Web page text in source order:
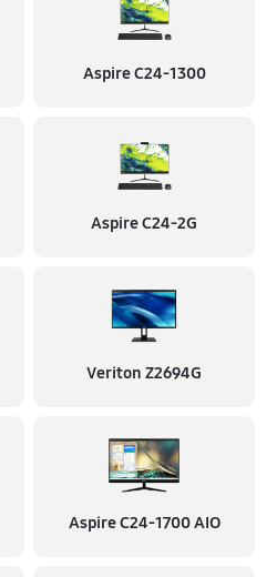
Aspire C24-1300
Aspire C24-2G
Veriton Z2694G
Aspire C24‑1700 AIO